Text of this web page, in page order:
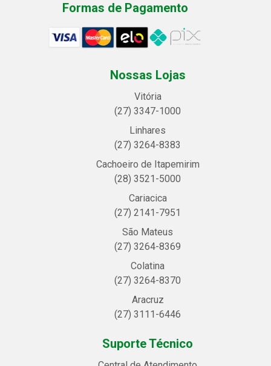
Formas de Pagamento
Nossas Lojas
Vitória
(27) 3347-1000
Linhares
(27) 3264-8383
Cachoeiro de Itapemirim
(28) 3521-5000
Cariacica
(27) 2141-7951
São Mateus
(27) 3264-8369
Colatina
(27) 3264-8370
Aracruz
(27) 3111-6446
Suporte Técnico